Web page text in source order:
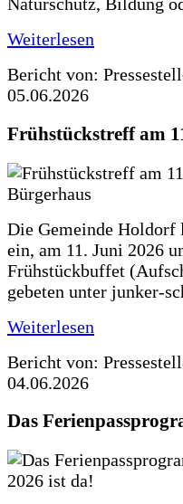
Weiterlesen
Bericht von:
05.06.2026
Frühstückstreff am
Die Gemeinde
ein, am 11. Juni 2026
Frühstückbuffet
gebeten unter junker-
Weiterlesen
Bericht von:
04.06.2026
Das